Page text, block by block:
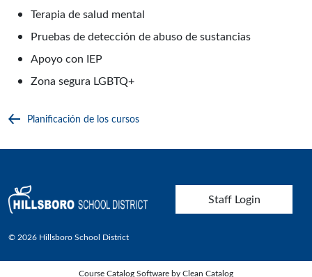
Terapia de salud mental
Pruebas de detección de abuso de sustancias
Apoyo con IEP
Zona segura LGBTQ+
Planificación de los cursos
User account menu
Staff Login
© 2026 Hillsboro School District
Course Catalog Software by Clean Catalog